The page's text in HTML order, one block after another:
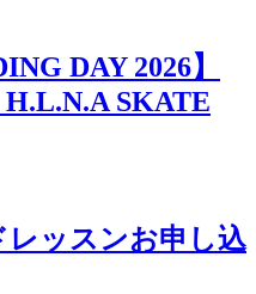
DAY 2026】
SKATE
レッスンお申し込